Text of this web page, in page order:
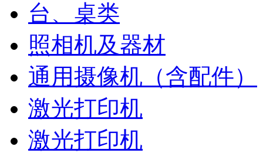
台、桌类
照相机及器材
通用摄像机（含配件）
激光打印机
激光打印机